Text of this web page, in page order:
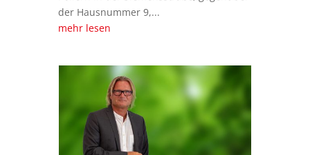
der Hausnummer 9,...
mehr lesen